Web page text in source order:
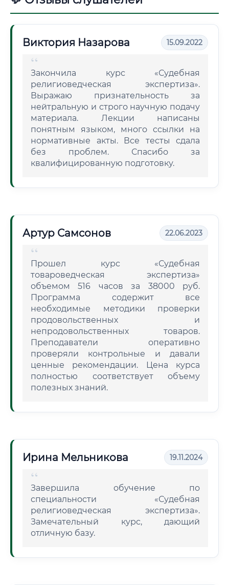
Виктория Назарова 15.09.2022
Закончила курс «Судебная
религиоведческая экспертиза».
Выражаю признательность за
нейтральную и строго научную подачу
материала. Лекции написаны
понятным языком, много ссылки на
нормативные акты. Все тесты сдала
без проблем. Спасибо за
квалифицированную подготовку.
Артур Самсонов 22.06.2023
Прошел курс «Судебная
товароведческая экспертиза»
объемом 516 часов за 38000 руб.
Программа содержит все
необходимые методики проверки
продовольственных и
непродовольственных товаров.
Преподаватели оперативно
проверяли контрольные и давали
ценные рекомендации. Цена курса
полностью соответствует объему
полезных знаний.
Ирина Мельникова 19.11.2024
Завершила обучение по
специальности «Судебная
религиоведческая экспертиза».
Замечательный курс, дающий
отличную базу.